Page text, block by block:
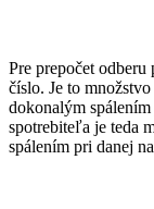
Pre prepočet
číslo. Je to
dokonalým
spotrebiteľa je teda
spálením pri danej